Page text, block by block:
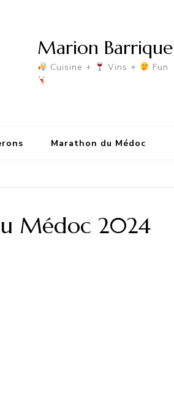
Marion Barrique
Cuisine + Vins + Fun
Marathon du Médoc
Médoc 2024